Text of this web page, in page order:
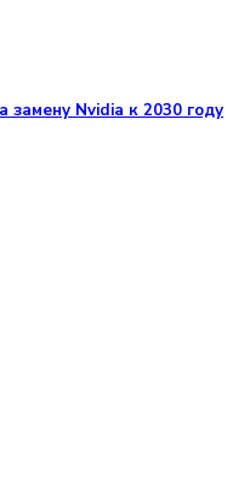
замену Nvidia к 2030 году